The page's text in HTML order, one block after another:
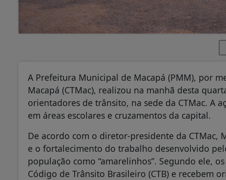
A Prefeitura Municipal de Macapá (PMM), por
Macapá (CTMac), realizou na manhã desta
orientadores de trânsito, na sede da CTMac. A
em áreas escolares e cruzamentos da capital.
De acordo com o diretor-presidente da CTMac,
e o fortalecimento do trabalho desenvolvido
população como “amarelinhos”. Segundo ele,
Código de Trânsito Brasileiro (CTB) e recebem